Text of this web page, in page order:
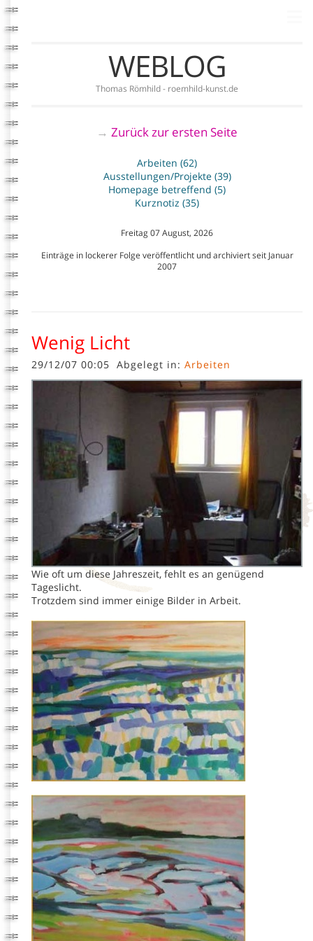
WEBLOG
Thomas Römhild - roemhild-kunst.de
→ Zurück zur ersten Seite
Arbeiten (62)
Ausstellungen/Projekte (39)
Homepage betreffend (5)
Kurznotiz (35)
Freitag 07 August, 2026
Einträge in lockerer Folge veröffentlicht und archiviert seit Januar
2007
Wenig Licht
29/12/07 00:05 Abgelegt in: Arbeiten
Wie oft um diese Jahreszeit, fehlt es an genügend
Tageslicht.
Trotzdem sind immer einige Bilder in Arbeit.